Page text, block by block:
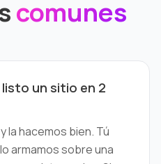
comunes
un sitio en 2
la hacemos bien. Tú
armamos sobre una